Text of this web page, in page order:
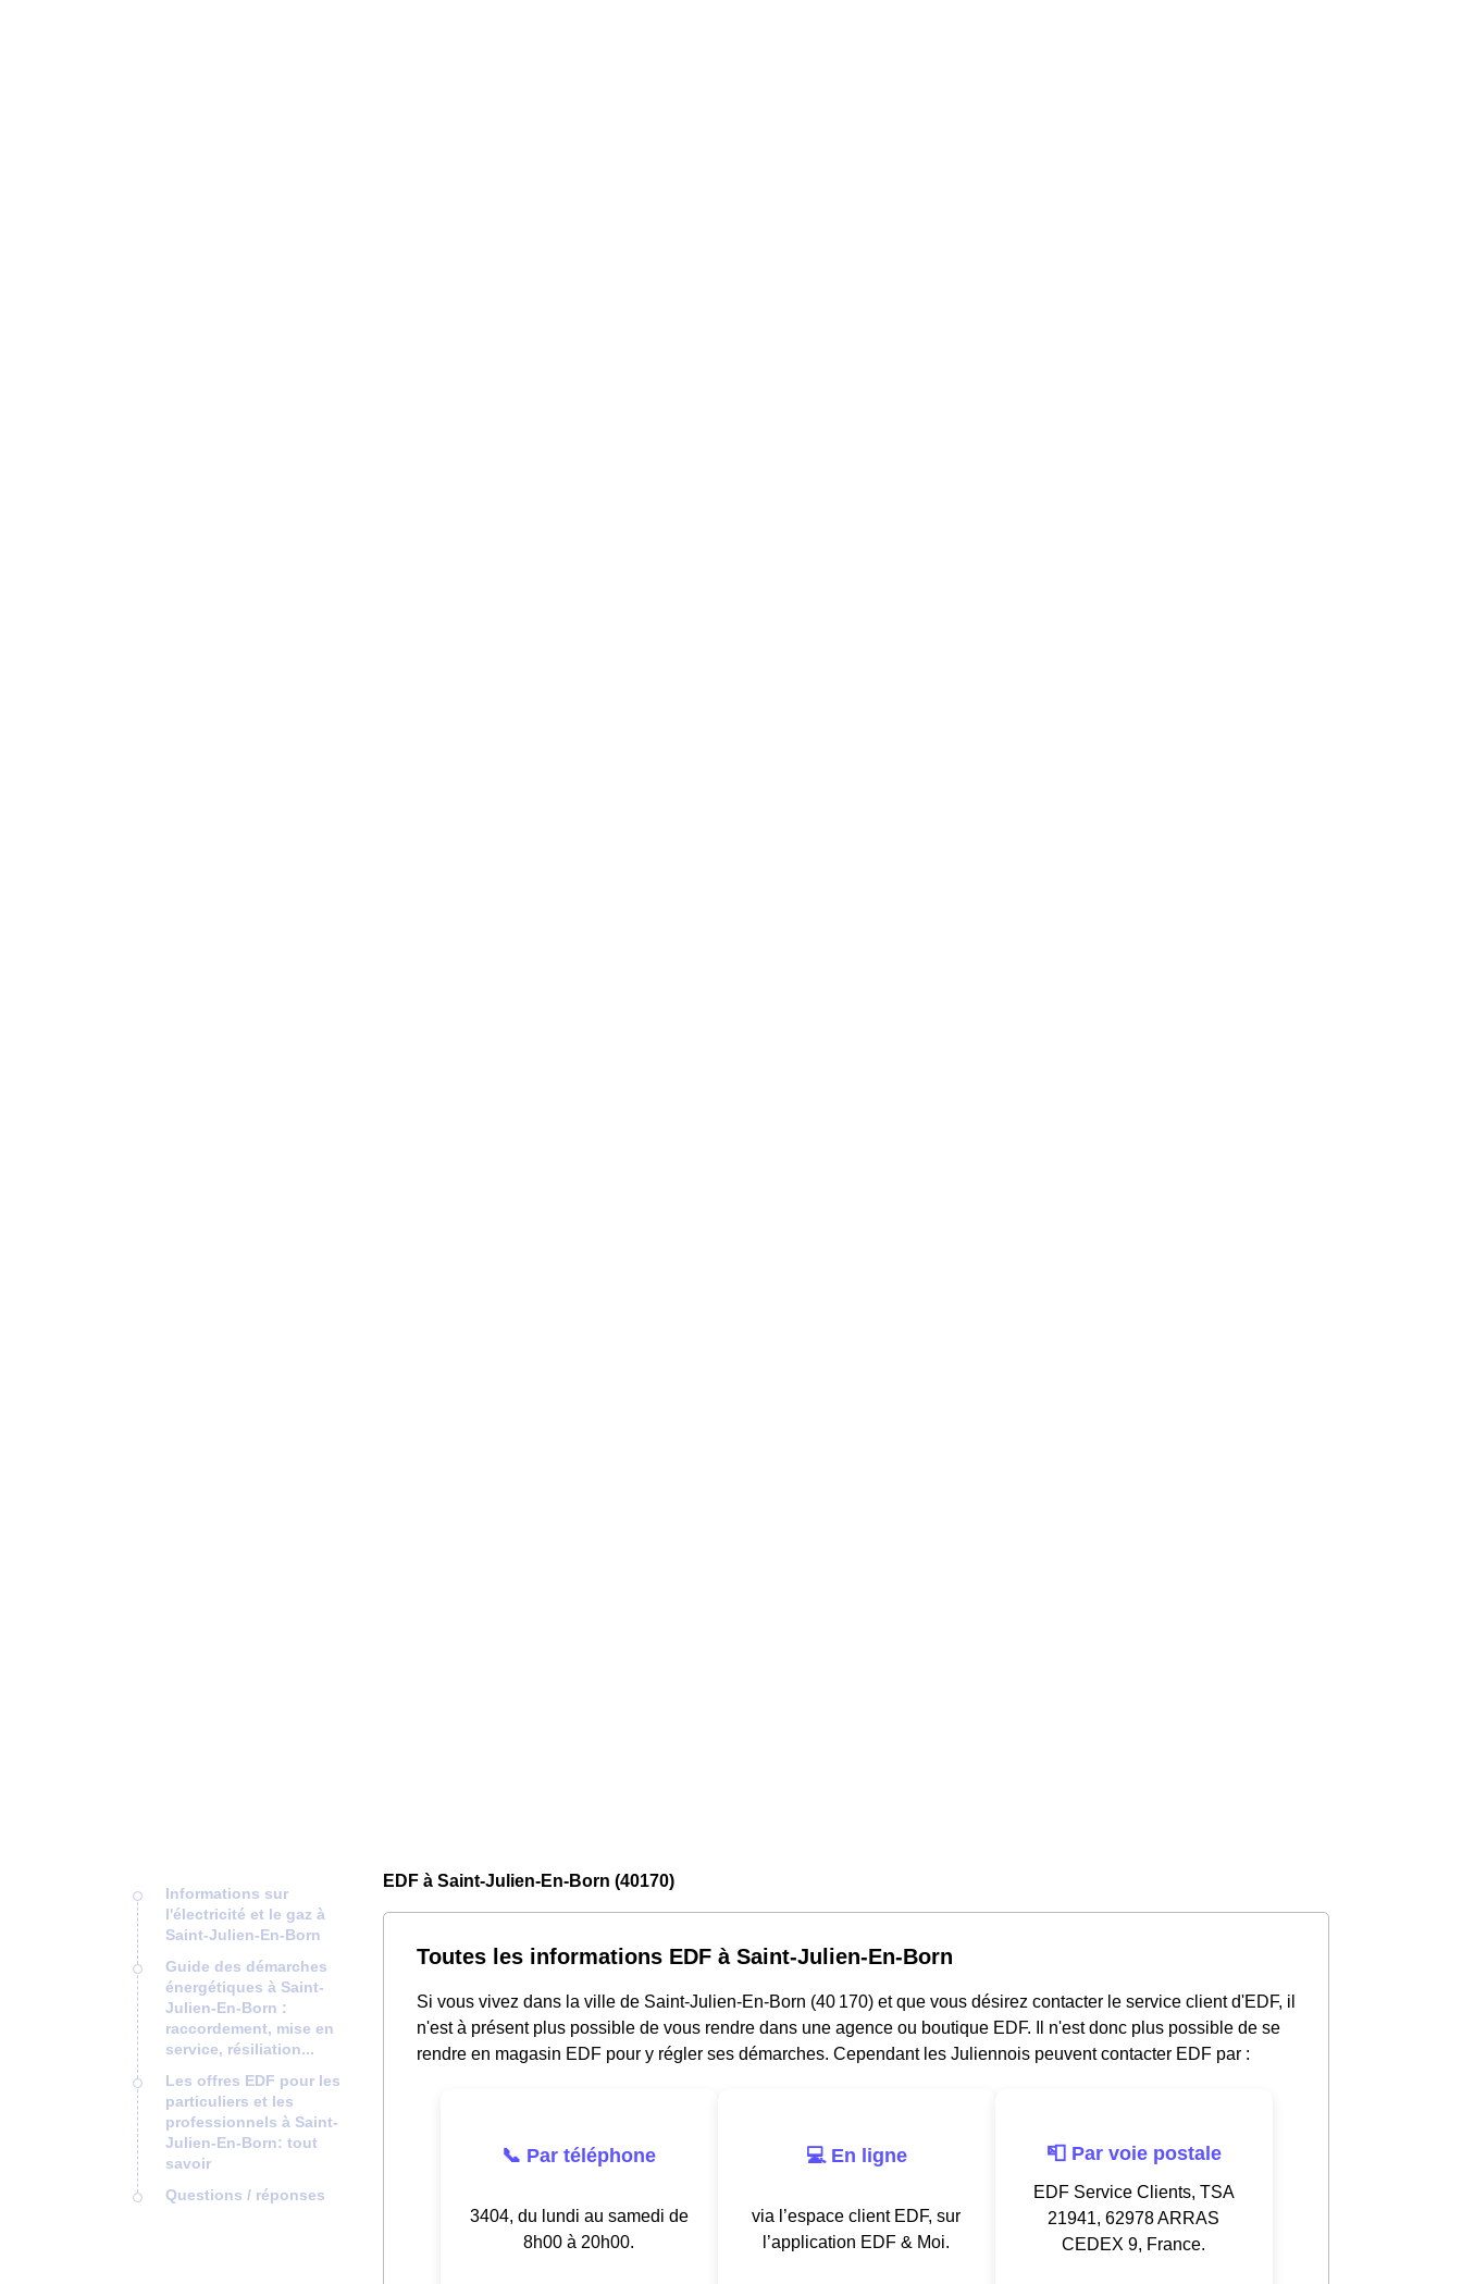
Informations sur
l'électricité et le gaz à
Saint-Julien-En-Born
Guide des démarches
énergétiques à Saint-
Julien-En-Born :
raccordement, mise en
service, résiliation...
Les offres EDF pour les
particuliers et les
professionnels à Saint-
Julien-En-Born: tout
savoir
Questions / réponses
EDF à Saint-Julien-En-Born (40170)
Toutes les informations EDF à Saint-Julien-En-Born
Si vous vivez dans la ville de Saint-Julien-En-Born (40 170) et que vous désirez contacter le service client d'EDF, il
n'est à présent plus possible de vous rendre dans une agence ou boutique EDF. Il n'est donc plus possible de se
rendre en magasin EDF pour y régler ses démarches. Cependant les Juliennois peuvent contacter EDF par :
📞 Par téléphone
3404, du lundi au samedi de
8h00 à 20h00.
💻 En ligne
via l’espace client EDF, sur
l’application EDF & Moi.
📮 Par voie postale
EDF Service Clients, TSA
21941, 62978 ARRAS
CEDEX 9, France.